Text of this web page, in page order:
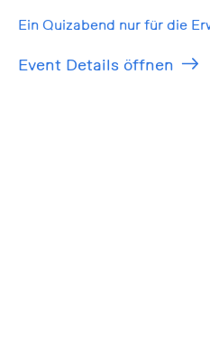
Ein Quizabend nur für die
Event Details öffnen